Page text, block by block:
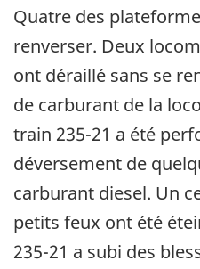
Quatre des
renverser. Deux
ont déraillé sans se
de carburant de la
train 235-21 a été
déversement de
carburant diesel. Un
petits feux ont été
235-21 a subi des